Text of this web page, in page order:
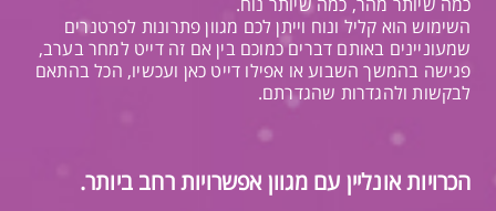
כמה שיותר מהר, כמה שיותר נוח.
השימוש הוא קליל ונוח וייתן לכם מגוון פתרונות לפרטנרים
שמעוניינים באותם דברים כמוכם בין אם זה דייט למחר בערב,
פגישה בהמשך השבוע או אפילו דייט כאן ועכשיו, הכל בהתאם
לבקשות ולהגדרות שהגדרתם.
הכרויות אונליין עם מגוון אפשרויות רחב ביותר.